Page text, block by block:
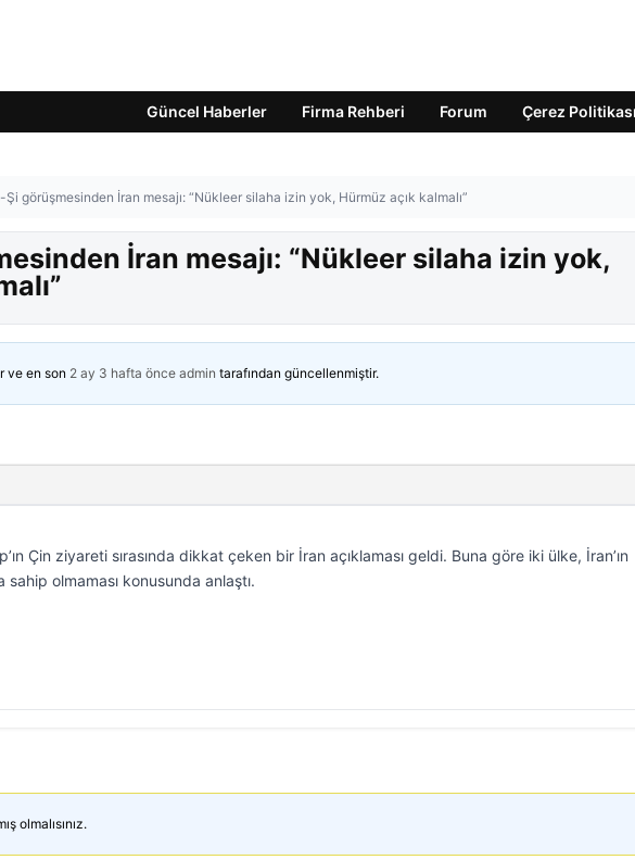
Güncel Haberler Firma Rehberi Forum Çerez Politikası
Şi görüşmesinden İran mesajı: “Nükleer silaha izin yok, Hürmüz açık kalmalı”
İran mesajı: “Nükleer silaha izin yok,
ve en son 2 ay 3 hafta önce admin tarafından güncellenmiştir.
Çin ziyareti sırasında dikkat çeken bir İran açıklaması geldi. Buna göre iki ülke, İran’ın
sahip olmaması konusunda anlaştı.
olmalısınız.